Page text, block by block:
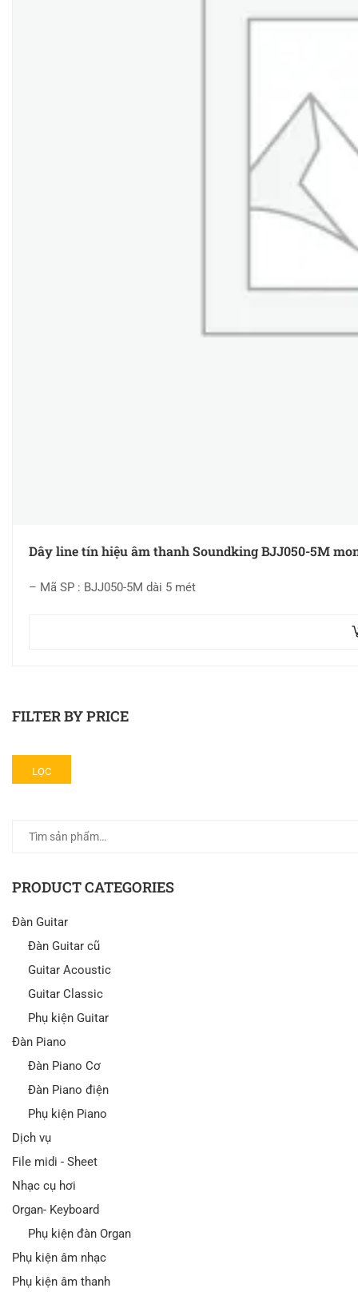
Dây line tín hiệu âm thanh Soundking BJJ050-5M
– Mã SP : BJJ050-5M dài 5 mét
FILTER BY PRICE
LỌC
PRODUCT CATEGORIES
Đàn Guitar
Đàn Guitar cũ
Guitar Acoustic
Guitar Classic
Phụ kiện Guitar
Đàn Piano
Đàn Piano Cơ
Đàn Piano điện
Phụ kiện Piano
Dịch vụ
File midi - Sheet
Nhạc cụ hơi
Organ- Keyboard
Phụ kiện đàn Organ
Phụ kiện âm nhạc
Phụ kiện âm thanh